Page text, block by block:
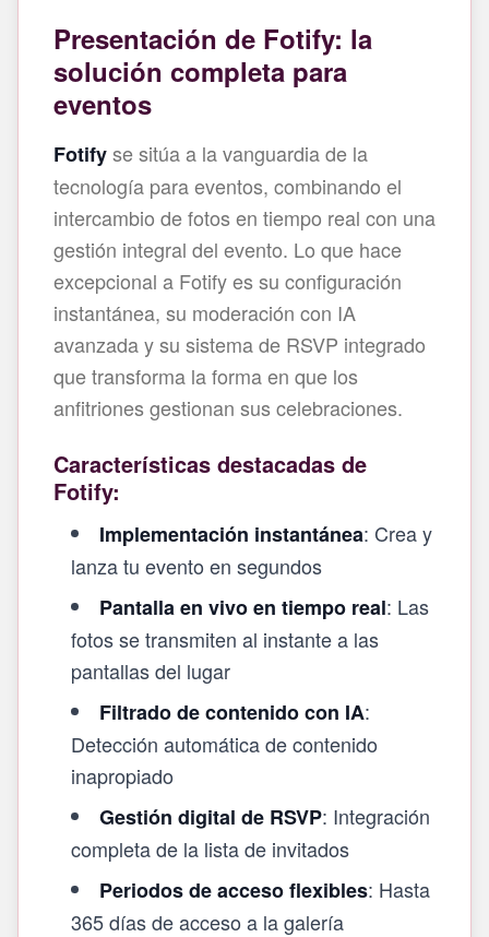
Presentación de Fotify: la
solución completa para
eventos
Fotifyse sitúa a la vanguardia de la
tecnología para eventos, combinando el
intercambio de fotos en tiempo real con una
gestión integral del evento. Lo que hace
excepcional a Fotify es su configuración
instantánea, su moderación con IA
avanzada y su sistema de RSVP integrado
que transforma la forma en que los
anfitriones gestionan sus celebraciones.
Características destacadas de
Fotify:
Implementación instantánea: Crea y
lanza tu evento en segundos
Pantalla en vivo en tiempo real: Las
fotos se transmiten al instante a las
pantallas del lugar
Filtrado de contenido con IA:
Detección automática de contenido
inapropiado
Gestión digital de RSVP: Integración
completa de la lista de invitados
Periodos de acceso flexibles: Hasta
365 días de acceso a la galería